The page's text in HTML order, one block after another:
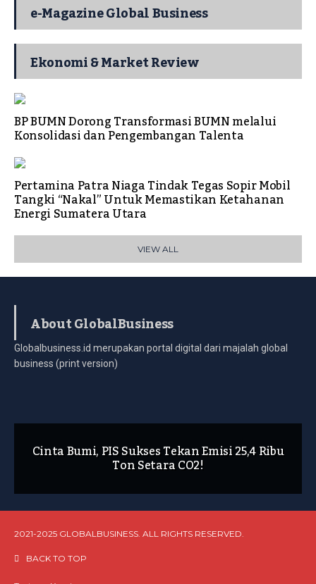
e-Magazine Global Business
Ekonomi & Market Review
BP BUMN Dorong Transformasi BUMN melalui
Konsolidasi dan Pengembangan Talenta
Pertamina Patra Niaga Tindak Tegas Sopir Mobil
Tangki “Nakal” Untuk Memastikan Ketahanan
Energi Sumatera Utara
VIEW ALL
About GlobalBusiness
Globalbusiness.id merupakan portal digital dari majalah global
business (print version)
Cinta Bumi, PIS Sukses Tekan Emisi 25,4 Ribu
Ton Setara CO2!
2021-2025 GLOBALBUSINESS. ALL RIGHTS RESERVED.
BACK TO TOP